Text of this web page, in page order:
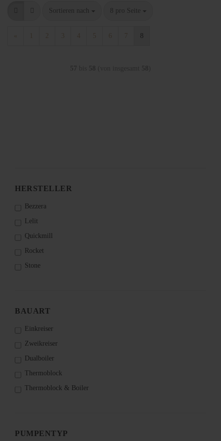
Sortieren nach 8 pro Seite
« 2 4 5 6 7 8
HERSTELLER
Bezzera
Lelit
Quickmill
Rocket
Stone
BAUART
Einkreiser
Zweikreiser
Dualboiler
Thermoblock
Thermoblock & Boiler
PUMPENTYP